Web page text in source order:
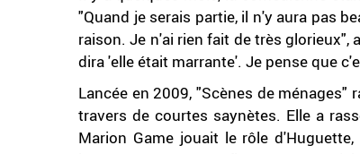
"Quand je serais partie, il n'y aura pas
raison. Je n'ai rien fait de très glorieux",
dira 'elle était marrante'. Je pense que
Lancée en 2009, "Scènes de
travers de courtes saynètes. Elle a
Marion Game jouait le rôle